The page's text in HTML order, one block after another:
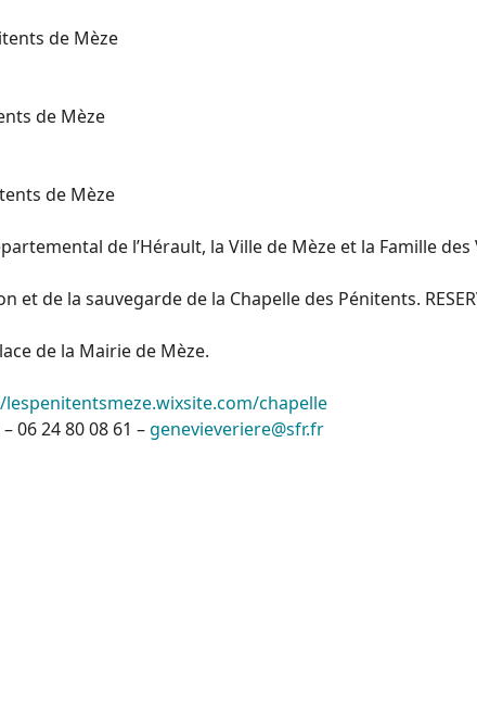
de Mèze
de Mèze
de Mèze
de l’Hérault, la Ville de Mèze et la Famille des
de la sauvegarde de la Chapelle des Pénitents.
de la Mairie de Mèze.
chapelle
06 24 80 08 61 –genevieveriere@sfr.fr